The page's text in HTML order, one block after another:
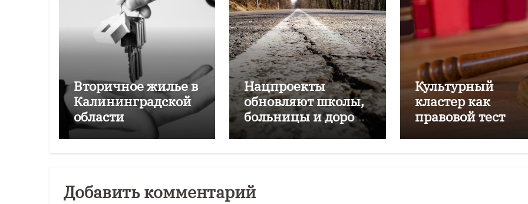
Вторичное жилье в
Калининградской
области
подорожало на
Нацпроекты
обновляют школы,
больницы и дороги
Калининградской
Культурный
кластер как
правовой тест
Добавить комментарий